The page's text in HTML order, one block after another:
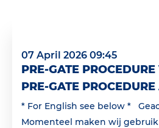
07 April 2026 09:45
PRE-GATE
PRE-GATE
* For English see below *
Momenteel maken wij